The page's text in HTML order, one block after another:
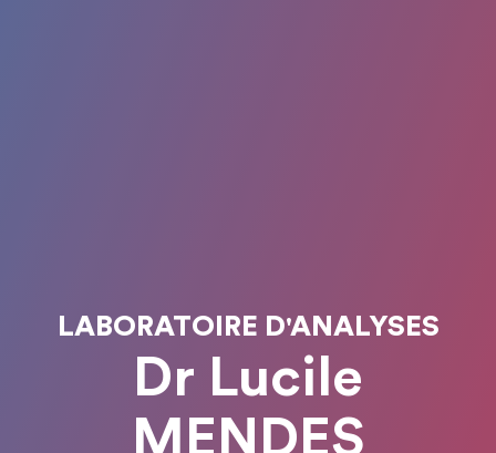
LABORATOIRE D'ANALYSES
Dr Lucile
MENDES